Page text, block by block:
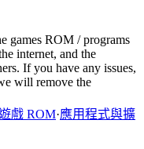
games ROM / programs
internet, and the
If you have any issues,
will remove the
戲 ROM·應用程式與擴